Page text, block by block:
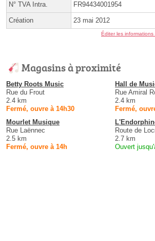
N° TVA Intra. FR94434001954
Création 23 mai 2012
Éditer les
Magasins à proximité
Betty Roots Music
Rue du Frout
2.4 km
Fermé, ouvre à 14h30
Hall de
Rue Amiral
2.4 km
Fermé,
Mourlet Musique
Rue Laënnec
2.5 km
Fermé, ouvre à 14h
Route de
2.7 km
Ouvert